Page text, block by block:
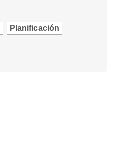
Planificación